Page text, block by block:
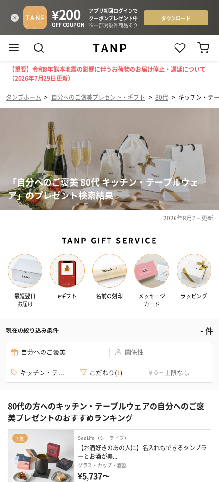
【重要】令和8年熊本地震の影響に伴うお荷物のお届け停止・遅延について
（2026年7月29日更新）
タンプホーム > 自分へのご褒美プレゼント・ギフト > 80代 > キッチン・テ
「自分へのご褒美 80代 キッチン・テーブルウェ
ア」のプレゼント検索結果
2026年8月7日更新
TANP GIFT SERVICE
最短翌日
お届け
eギフト 名前の刻印
メッセージ
カード
ラッピング
現在の絞り込み条件 -件
自分へのご褒美 関係性
キッチン・テ... こだわり(1) ¥ 0 ~ 上限なし
80代の方へのキッチン・テーブルウェアの自分へのご褒
美プレゼントのおすすめランキング
1位 SeaLife（シーライフ）
【お酒好きのあの人に】名入れもできるタンブラ
ーとお酒が美...
グラス・カップ・酒器
¥5,737〜